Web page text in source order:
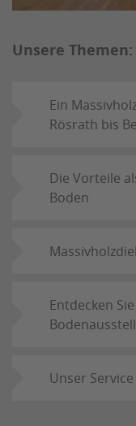
Unsere Themen:
Ein
Rösrath bis
Die Vorteile
Boden
Entdecken
Unser